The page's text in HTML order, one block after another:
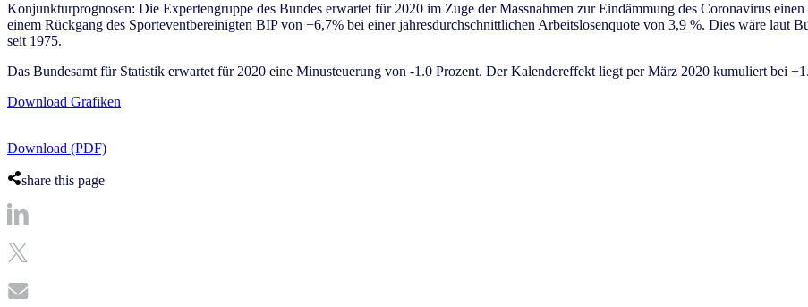
Konjunkturprognosen: Die Expertengruppe des Bundes erwartet für 2020 im Zuge der Massnahmen zur Eindämmung des Coronavirus
einem Rückgang des Sporteventbereinigten BIP von −6,7% bei einer jahresdurchschnittlichen Arbeitslosenquote von 3,9 %. Dies wäre laut
seit 1975.
Das Bundesamt für Statistik erwartet für 2020 eine Minusteuerung von -1.0 Prozent. Der Kalendereffekt liegt per März 2020 kumuliert bei +1.
Download Grafiken
Download (PDF)
share this page